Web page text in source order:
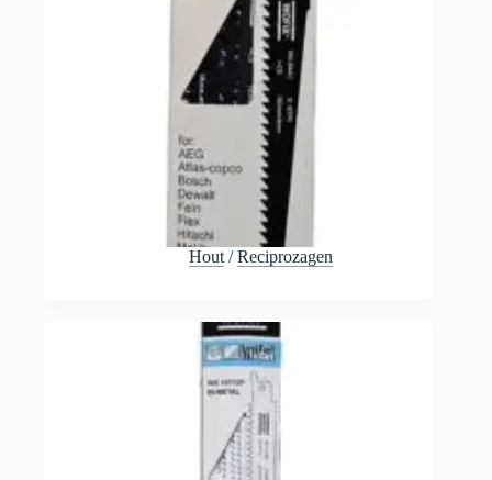
Hout/Reciprozagen